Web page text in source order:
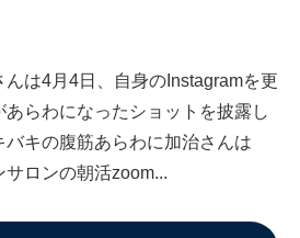
は4月4日、自身のInstagramを更
らわになったショットを披露し
バキの腹筋あらわに加治さんは
サロンの朝活zoom...